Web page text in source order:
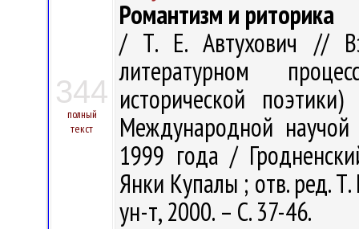
344
полный
текст
Романтизм и риторика
/ Т. Е. Автухович //
литературном
исторической
Международной
1999 года /
Янки Купалы ; отв. ред. Т.
ун-т, 2000. – С. 37-46.